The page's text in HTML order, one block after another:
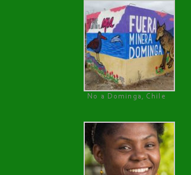
No a Dominga, Chile